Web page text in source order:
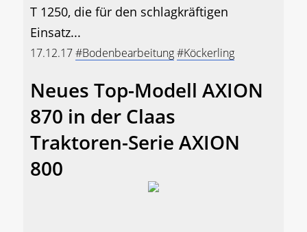
T 1250, die für den schlagkräftigen
Einsatz...
17.12.17#Bodenbearbeitung#Köckerling
Neues Top-Modell AXION
870 in der Claas
Traktoren-Serie AXION
800